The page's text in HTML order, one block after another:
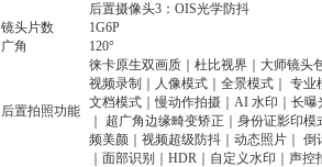
后置摄像头3：OIS光学防抖
镜头片数
1G6P
广角
120°
后置拍照功能
徕卡原生双画质｜杜比视界｜大师镜头
视频录制｜人像模式｜全景模式｜ 专业
文档模式｜慢动作拍摄｜AI 水印｜长
｜ 超广角边缘畸变矫正｜身份证影印
频美颜｜视频超级防抖｜动态照片｜
｜面部识别｜HDR｜自定义水印｜声控